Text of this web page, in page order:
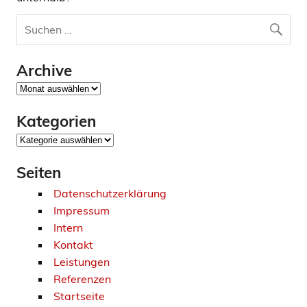
Archive
Archive
Kategorien
Kategorien
Seiten
Datenschutzerklärung
Impressum
Intern
Kontakt
Leistungen
Referenzen
Startseite